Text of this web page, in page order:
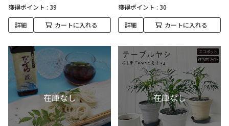
獲得ポイント : 39
詳細 カートに入れる
獲得ポイント : 30
詳細 カートに入れる